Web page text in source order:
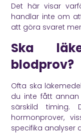
Det här visar
handlar inte om
att göra svaret
Ska
blodprov?
Ofta ska
du inte fått annan
särskild timing.
hormonprover,
specifika analyser